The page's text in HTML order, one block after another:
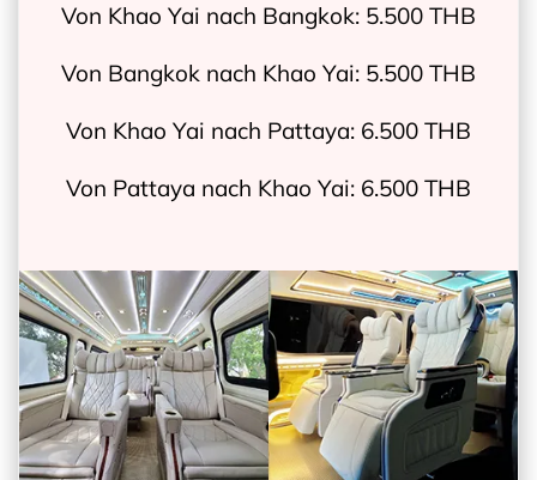
Von Khao Yai nach Bangkok: 5.500 THB
Von Bangkok nach Khao Yai: 5.500 THB
Von Khao Yai nach Pattaya: 6.500 THB
Von Pattaya nach Khao Yai: 6.500 THB